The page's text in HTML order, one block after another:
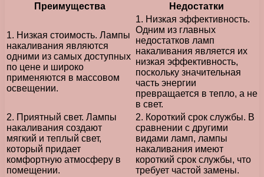
Преимущества Недостатки
1. Низкая стоимость. Лампы
накаливания являются
одними из самых доступных
по цене и широко
применяются в массовом
освещении.
1. Низкая эффективность.
Одним из главных
недостатков ламп
накаливания является их
низкая эффективность,
поскольку значительная
часть энергии
превращается в тепло, а не
в свет.
2. Приятный свет. Лампы
накаливания создают
мягкий и теплый свет,
который придает
комфортную атмосферу в
помещении.
2. Короткий срок службы. В
сравнении с другими
видами ламп, лампы
накаливания имеют
короткий срок службы, что
требует частой замены.